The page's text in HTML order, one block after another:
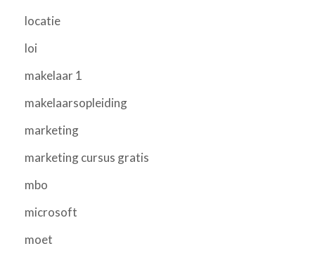
locatie
loi
makelaar 1
makelaarsopleiding
marketing
marketing cursus gratis
mbo
microsoft
moet